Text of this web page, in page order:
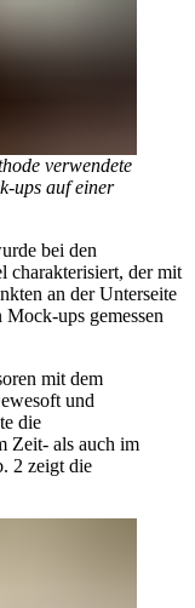
verwendete
ups auf einer
bei den
charakterisiert, der mit
an der Unterseite
ups gemessen
mit dem
und
die
Zeit- als auch im
2 zeigt die